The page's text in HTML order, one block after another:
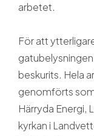
arbetet.
För att
beskurits. Hela
genomförts
Härryda Energi,
kyrkan i